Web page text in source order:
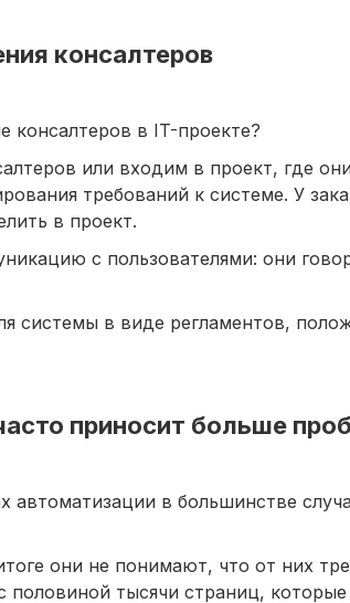
консалтеров
консалтеров в IT-проекте?
или входим в проект, где
требований к системе. У
в проект.
с пользователями: они
системы в виде регламентов,
приносит больше
автоматизации в большинстве
они не понимают, что от них
тысячи страниц, которые